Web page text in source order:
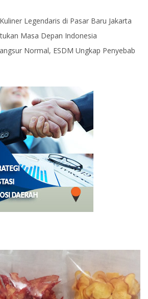
Legendaris di Pasar Baru Jakarta
Masa Depan Indonesia
Normal, ESDM Ungkap Penyebab